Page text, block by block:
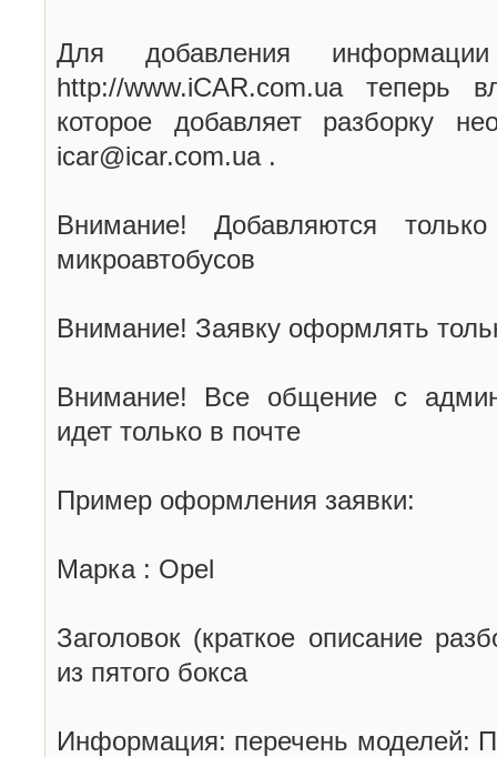
Для добавления
http://www.iCAR.com.ua теперь
которое добавляет разборку
icar@icar.com.ua .
Внимание! Добавляются
микроавтобусов
Внимание! Заявку оформлять
Внимание! Все общение с
идет только в почте
Пример оформления заявки:
Марка : Opel
Заголовок (краткое описание
из пятого бокса
Информация: перечень моделей: